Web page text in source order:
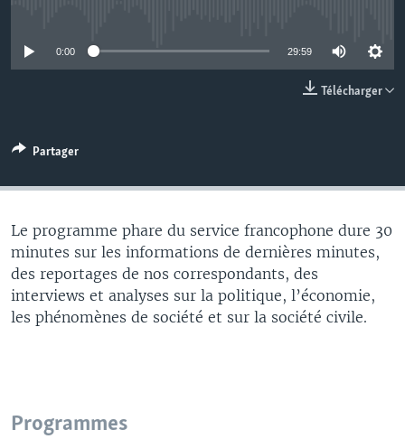
0:00 29:59
Télécharger
Partager
Le programme phare du service francophone dure 30
minutes sur les informations de dernières minutes,
des reportages de nos correspondants, des
interviews et analyses sur la politique, l’économie,
les phénomènes de société et sur la société civile.
Programmes